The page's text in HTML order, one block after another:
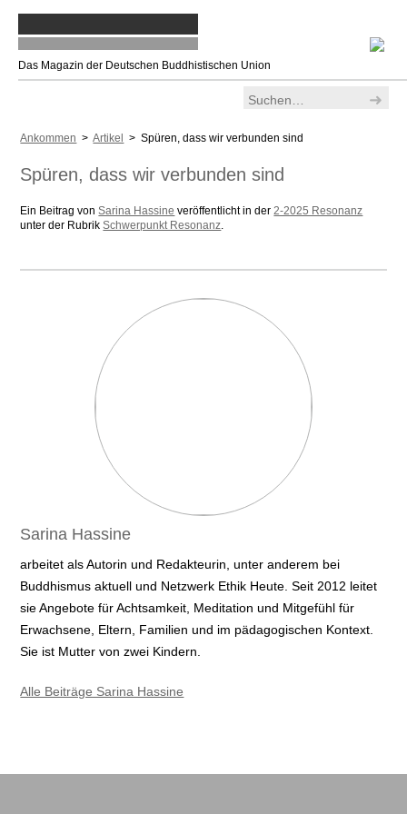
Das Magazin der Deutschen Buddhistischen Union
Ankommen >Artikel > Spüren, dass wir verbunden sind
Spüren, dass wir verbunden sind
Ein Beitrag vonSarina Hassine veröffentlicht in der2-2025 Resonanz
unter der RubrikSchwerpunkt Resonanz.
Sarina Hassine
arbeitet als Autorin und Redakteurin, unter anderem bei
Buddhismus aktuell und Netzwerk Ethik Heute. Seit 2012 leitet
sie Angebote für Achtsamkeit, Meditation und Mitgefühl für
Erwachsene, Eltern, Familien und im pädagogischen Kontext.
Sie ist Mutter von zwei Kindern.
Alle Beiträge Sarina Hassine